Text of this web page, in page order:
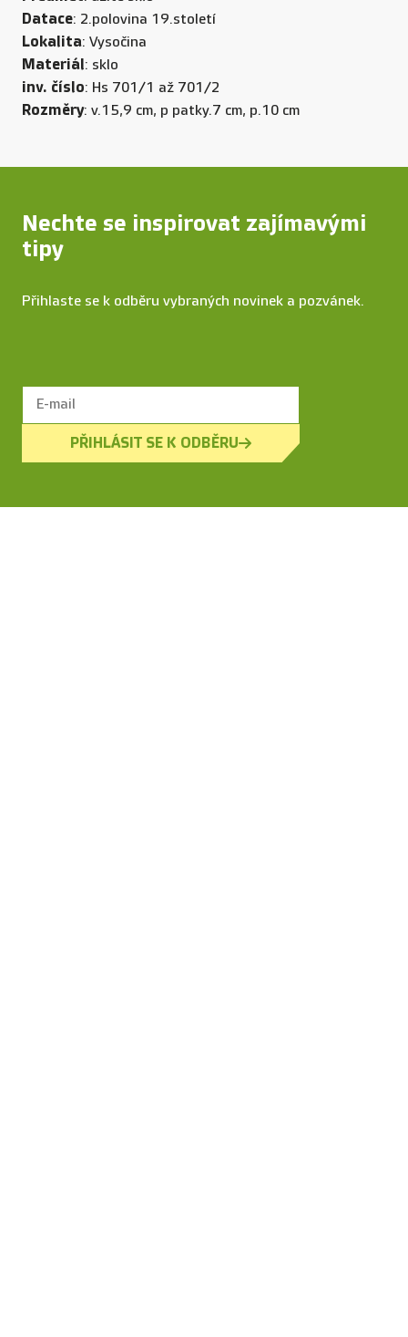
Datace: 2.polovina 19.století
Lokalita: Vysočina
Materiál: sklo
inv. číslo: Hs 701/1 až 701/2
Rozměry: v.15,9 cm, p patky.7 cm, p.10 cm
Nechte se inspirovat zajímavými
tipy
Přihlaste se k odběru vybraných novinek a pozvánek.
PŘIHLÁSIT SE K ODBĚRU